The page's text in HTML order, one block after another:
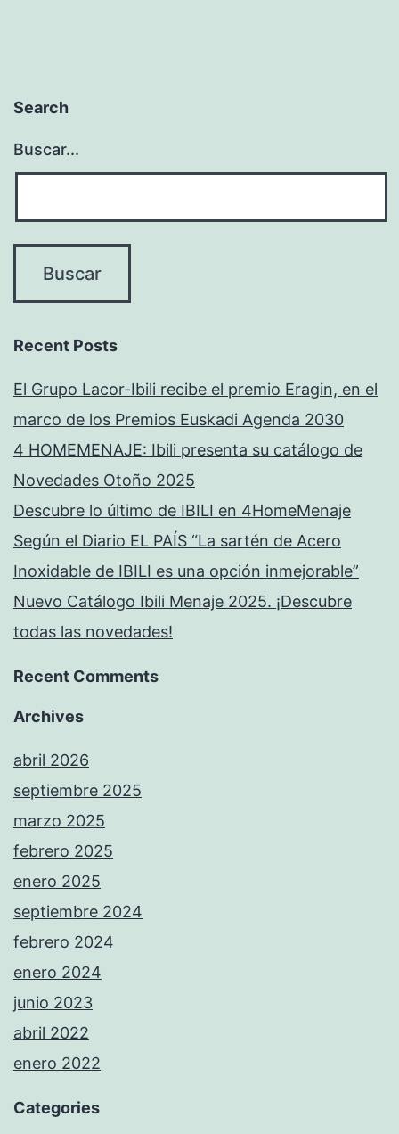
Search
Buscar...
Recent Posts
El Grupo Lacor-Ibili recibe el premio Eragin, en el
marco de los Premios Euskadi Agenda 2030
4 HOMEMENAJE: Ibili presenta su catálogo de
Novedades Otoño 2025
Descubre lo último de IBILI en 4HomeMenaje
Según el Diario EL PAÍS “La sartén de Acero
Inoxidable de IBILI es una opción inmejorable”
Nuevo Catálogo Ibili Menaje 2025. ¡Descubre
todas las novedades!
Recent Comments
Archives
abril 2026
septiembre 2025
marzo 2025
febrero 2025
enero 2025
septiembre 2024
febrero 2024
enero 2024
junio 2023
abril 2022
enero 2022
Categories